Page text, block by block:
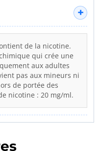
punch sympa.
de la nicotine.
qui crée une
aux adultes
pas aux mineurs ni
de portée des
nicotine : 20 mg/ml.